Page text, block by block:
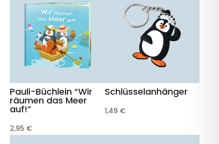
Pauli-Büchlein “Wir
räumen das Meer
auf!”
2,95 €
Schlüsselanhänger
1,49 €